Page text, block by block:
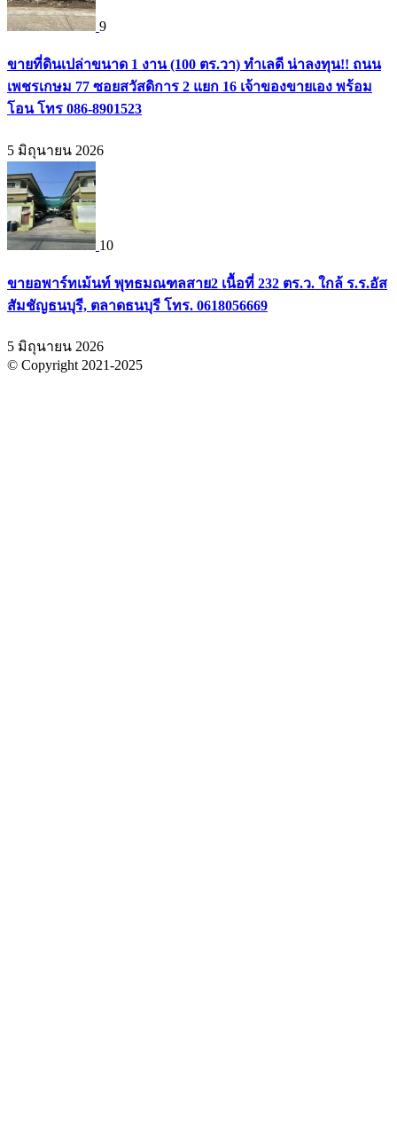
9
ขายที่ดินเปล่าขนาด 1 งาน (100 ตร.วา) ทำเลดี น่าลงทุน!! ถนน
เพชรเกษม 77 ซอยสวัสดิการ 2 แยก 16 เจ้าของขายเอง พร้อม
โอน โทร 086-8901523
5 มิถุนายน 2026
10
ขายอพาร์ทเม้นท์ พุทธมณฑลสาย2 เนื้อที่ 232 ตร.ว. ใกล้ ร.ร.อัส
สัมชัญธนบุรี, ตลาดธนบุรี โทร. 0618056669
5 มิถุนายน 2026
© Copyright 2021-2025